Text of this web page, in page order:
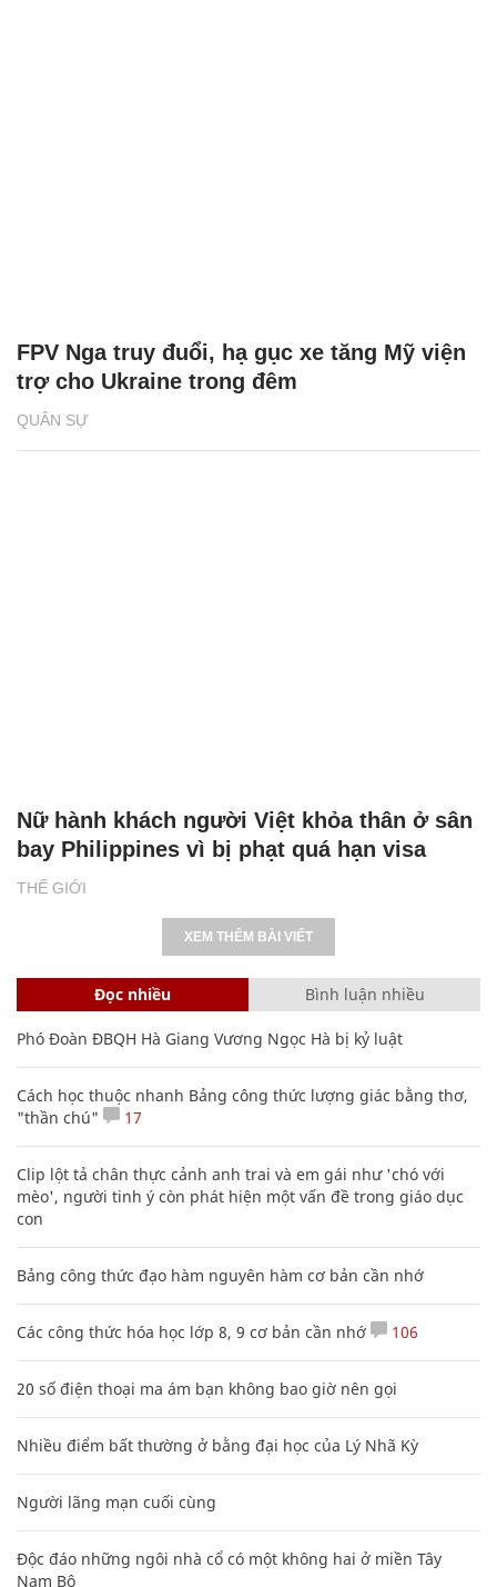
QUÂN SỰ
FPV Nga truy đuổi, hạ gục xe tăng Mỹ viện
trợ cho Ukraine trong đêm
THẾ GIỚI
Nữ hành khách người Việt khỏa thân ở sân
bay Philippines vì bị phạt quá hạn visa
XEM THÊM BÀI VIẾT
Đọc nhiều Bình luận nhiều
Phó Đoàn ĐBQH Hà Giang Vương Ngọc Hà bị kỷ luật
Cách học thuộc nhanh Bảng công thức lượng giác bằng thơ,
"thần chú"
17
Clip lột tả chân thực cảnh anh trai và em gái như 'chó với
mèo', người tinh ý còn phát hiện một vấn đề trong giáo dục
con
Bảng công thức đạo hàm nguyên hàm cơ bản cần nhớ
Các công thức hóa học lớp 8, 9 cơ bản cần nhớ 106
20 số điện thoại ma ám bạn không bao giờ nên gọi
Nhiều điểm bất thường ở bằng đại học của Lý Nhã Kỳ
Người lãng mạn cuối cùng
Độc đáo những ngôi nhà cổ có một không hai ở miền Tây
Nam Bộ